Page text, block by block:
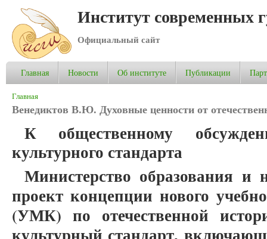
Институт современных
Официальный сайт
Главная Новости Об институте Публикации
Вы здесь
Главная
Венедиктов В.Ю. Духовные ценности от
К общественному
культурного стандарта
Министерство образования и
проект концепции нового
(УМК) по отечественной